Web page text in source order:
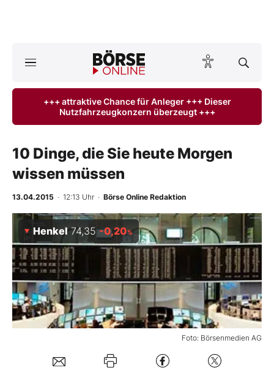
ktuelle Ausgabe BÖRSE ONLINE lesen
Anlageprodukte
Finanz-Check
BO-Musterdepots
Experten
Mein B:O
+++ attraktive Chance für Anleger +++ Dieser
Nutzfahrzeugkonzern überzeugt +++
10 Dinge, die Sie heute Morgen
wissen müssen
13.04.2015 · 12:13 Uhr · Börse Online Redaktion
Foto: Börsenmedien AG
Henkel 74,35 -0,20%